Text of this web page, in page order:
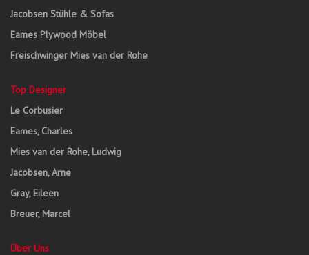
Jacobsen Stühle & Sofas
Eames Plywood Möbel
Freischwinger Mies van der Rohe
Top Designer
Le Corbusier
Eames, Charles
Mies van der Rohe, Ludwig
Jacobsen, Arne
Gray, Eileen
Breuer, Marcel
Über Uns